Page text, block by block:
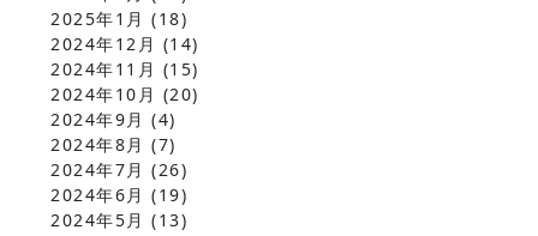
2025年1月 (18)
2024年12月 (14)
2024年11月 (15)
2024年10月 (20)
2024年9月 (4)
2024年8月 (7)
2024年7月 (26)
2024年6月 (19)
2024年5月 (13)